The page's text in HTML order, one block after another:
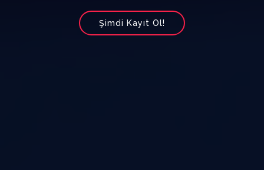
Şimdi Kayıt Ol!